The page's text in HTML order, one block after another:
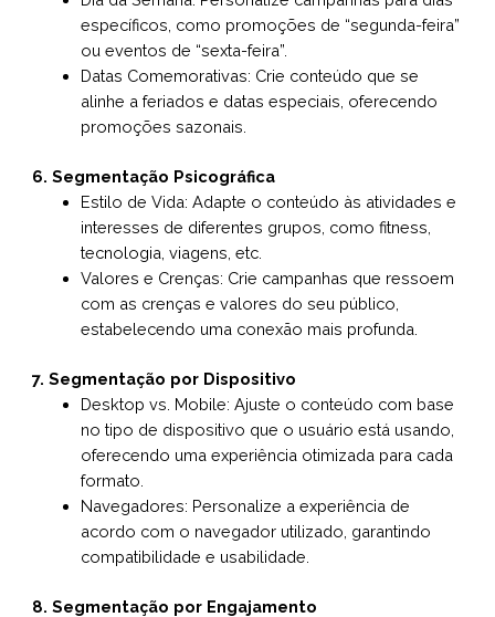
específicos, como promoções de “segunda-feira”
ou eventos de “sexta-feira”.
Datas Comemorativas: Crie conteúdo que se
alinhe a feriados e datas especiais, oferecendo
promoções sazonais.
6. Segmentação Psicográfica
Estilo de Vida: Adapte o conteúdo às atividades e
interesses de diferentes grupos, como fitness,
tecnologia, viagens, etc.
Valores e Crenças: Crie campanhas que ressoem
com as crenças e valores do seu público,
estabelecendo uma conexão mais profunda.
7. Segmentação por Dispositivo
Desktop vs. Mobile: Ajuste o conteúdo com base
no tipo de dispositivo que o usuário está usando,
oferecendo uma experiência otimizada para cada
formato.
Navegadores: Personalize a experiência de
acordo com o navegador utilizado, garantindo
compatibilidade e usabilidade.
8. Segmentação por Engajamento